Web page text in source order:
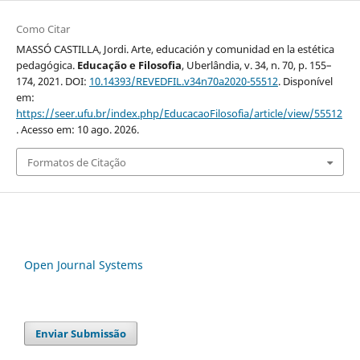
Como Citar
MASSÓ CASTILLA, Jordi. Arte, educación y comunidad en la estética
pedagógica. Educação e Filosofia, Uberlândia, v. 34, n. 70, p. 155–
174, 2021. DOI: 10.14393/REVEDFIL.v34n70a2020-55512. Disponível
em:
https://seer.ufu.br/index.php/EducacaoFilosofia/article/view/55512
. Acesso em: 10 ago. 2026.
Formatos de Citação
Open Journal Systems
Enviar Submissão